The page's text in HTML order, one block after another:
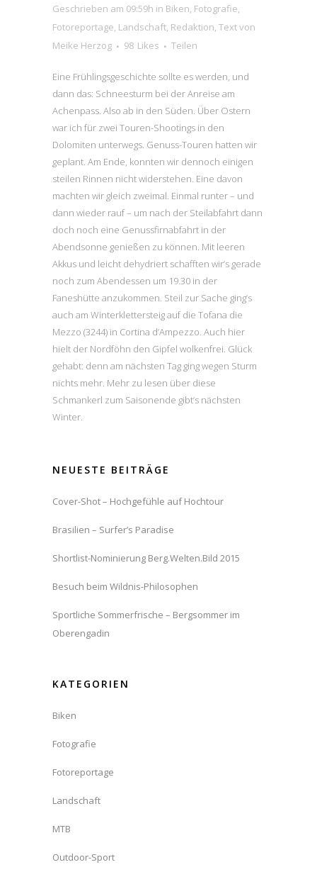
Geschrieben am 09:59h in Biken, Fotografie,
Fotoreportage, Landschaft, Redaktion, Textvon
Meike Herzog
98 Likes Teilen
Eine Frühlingsgeschichte sollte es werden, und
dann das: Schneesturm bei der Anreise am
Achenpass. Also ab in den Süden. Über Ostern
war ich für zwei Touren-Shootings in den
Dolomiten unterwegs. Genuss-Touren hatten wir
geplant. Am Ende, konnten wir dennoch einigen
steilen Rinnen nicht widerstehen. Eine davon
machten wir gleich zweimal. Einmal runter – und
dann wieder rauf – um nach der Steilabfahrt dann
doch noch eine Genussfirnabfahrt in der
Abendsonne genießen zu können. Mit leeren
Akkus und leicht dehydriert schafften wir’s gerade
noch zum Abendessen um 19.30 in der
Faneshütte anzukommen. Steil zur Sache ging’s
auch am Winterklettersteig auf die Tofana die
Mezzo (3244) in Cortina d’Ampezzo. Auch hier
hielt der Nordföhn den Gipfel wolkenfrei. Glück
gehabt: denn am nächsten Tag ging wegen Sturm
nichts mehr. Mehr zu lesen über diese
Schmankerl zum Saisonende gibt’s nächsten
Winter.
NEUESTE BEITRÄGE
Cover-Shot – Hochgefühle auf Hochtour
Brasilien – Surfer’s Paradise
Shortlist-Nominierung Berg.Welten.Bild 2015
Besuch beim Wildnis-Philosophen
Sportliche Sommerfrische – Bergsommer im
Oberengadin
KATEGORIEN
Biken
Fotografie
Fotoreportage
Landschaft
MTB
Outdoor-Sport